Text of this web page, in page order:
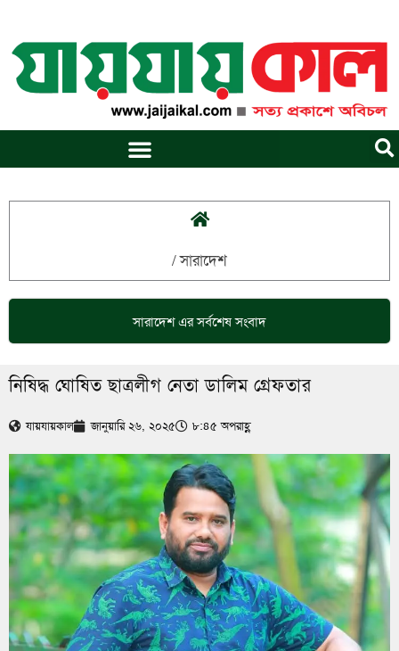
content
/সারাদেশ
সারাদেশএর সর্বশেষ সংবাদ
নিষিদ্ধ ঘোষিত ছাত্রলীগ নেতা ডালিম গ্ৰেফতার
যায়যায়কাল জানুয়ারি ২৬, ২০২৫ ৮:৪৫ অপরাহ্ণ